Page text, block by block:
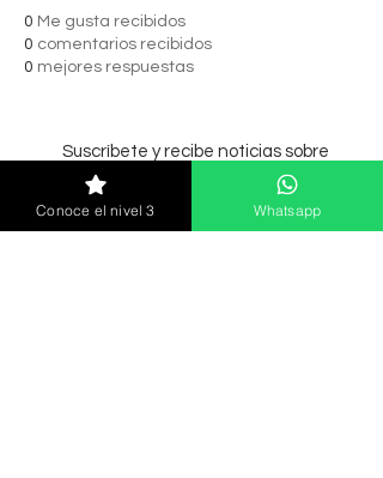
0 Me gusta recibidos
0 comentarios recibidos
0 mejores respuestas
Suscríbete y recibe noticias sobre
cursos, lanzamiento y más.
Conoce el nivel 3 Whatsapp